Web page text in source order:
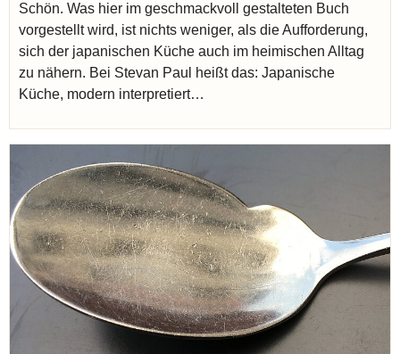
Schön. Was hier im geschmackvoll gestalteten Buch
vorgestellt wird, ist nichts weniger, als die Aufforderung,
sich der japanischen Küche auch im heimischen Alltag
zu nähern. Bei Stevan Paul heißt das: Japanische
Küche, modern interpretiert…